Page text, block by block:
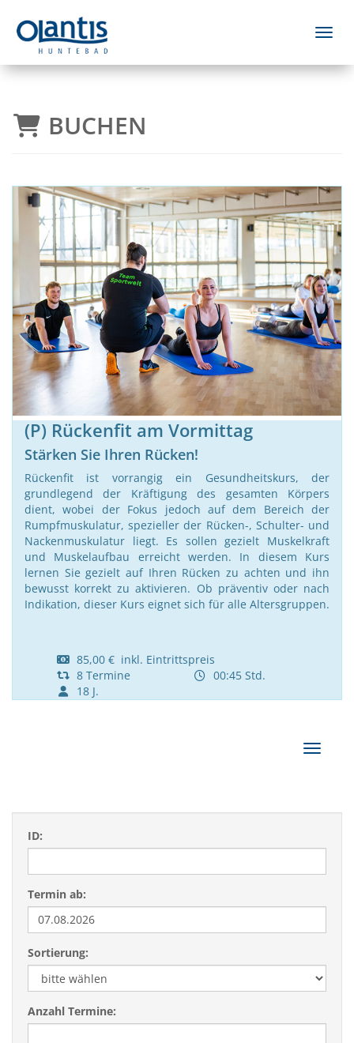
BUCHEN
(P) Rückenfit am Vormittag
Stärken Sie Ihren Rücken!
Rückenfit ist vorrangig ein Gesundheitskurs, der
grundlegend der Kräftigung des gesamten Körpers
dient, wobei der Fokus jedoch auf dem Bereich der
Rumpfmuskulatur, spezieller der Rücken-, Schulter- und
Nackenmuskulatur liegt. Es sollen gezielt Muskelkraft
und Muskelaufbau erreicht werden. In diesem Kurs
lernen Sie gezielt auf Ihren Rücken zu achten und ihn
bewusst korrekt zu aktivieren. Ob präventiv oder nach
Indikation, dieser Kurs eignet sich für alle Altersgruppen.
85,00 € inkl. Eintrittspreis
8 Termine
00:45 Std.
18 J.
ID:
Termin ab:
Sortierung:
Anzahl Termine: